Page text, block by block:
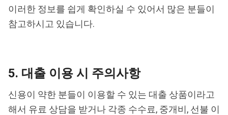
이러한 정보를 쉽게 확인하실 수 있어서 많은 분들이
참고하시고 있습니다.
5. 대출 이용 시 주의사항
신용이 약한 분들이 이용할 수 있는 대출 상품이라고
해서 유료 상담을 받거나 각종 수수료, 중개비, 선불 이